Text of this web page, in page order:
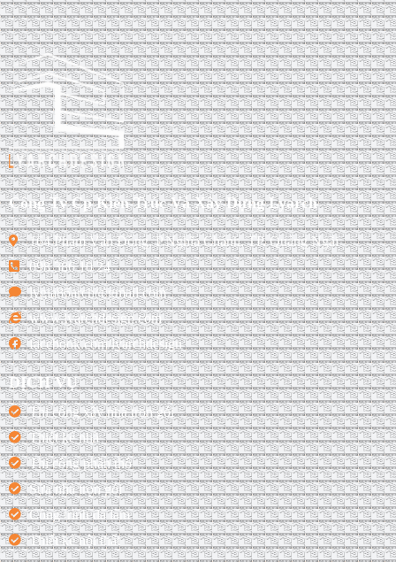
Công Ty Cp Kiến Trúc Và Xây Dựng Lyarch
164 Phạm Văn Đồng, P.Nghĩa Chánh, TP. Quảng Ngãi
098 386 10 24
lygia86arch@gmail.com
www.lyarchdesign.com
facebook.com/lyarchdesign
DỊCH VỤ
Thi công xây nhà trọn gói
Thiết kế nhà
Thi công phần thô
Sửa nhà trọn gói
Công trình đã làm
Thiết kế nội thất